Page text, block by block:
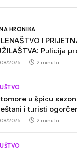
HRONIKA
I
Policija
u Ulcinju
2026 2 minuta
u špicu
i turisti
zbog višesatnih
2026 2 minuta